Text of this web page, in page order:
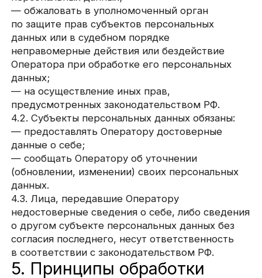
данных, их достаточность, а в необходимых
случаях и актуальность по отношению к целям
обработки персональных данных. Оператор
принимает необходимые меры и/или
обеспечивает их принятие по удалению или
уточнению неполных или неточных данных.
осуществляется в форме, позволяющей
определить субъекта персональных данных,
не дольше, чем этого требуют цели обработки
персональных данных, если срок хранения
персональных данных не установлен
федеральным законом, договором, стороной
которого, выгодоприобретателем или
поручителем по которому является субъект
персональных данных. Обрабатываемые
персональные данные уничтожаются либо
обезличиваются по достижении целей
обработки или в случае утраты необходимости
в достижении этих целей, если иное
не предусмотрено федеральным законом.
6. Цели обработки
персональных данных
Цель обработки: